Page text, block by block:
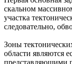
скальном
участка
следовательно,
Зоны
области являются